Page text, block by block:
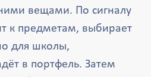
вещами. По сигналу
к предметам, выбирает
для школы,
в портфель. Затем